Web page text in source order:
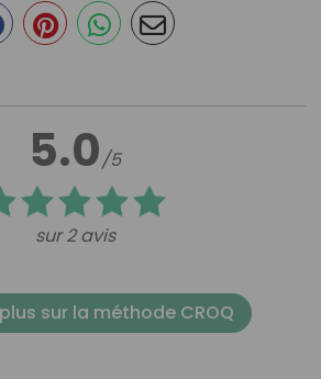
5.0/5
sur 2 avis
sur la méthode CROQ